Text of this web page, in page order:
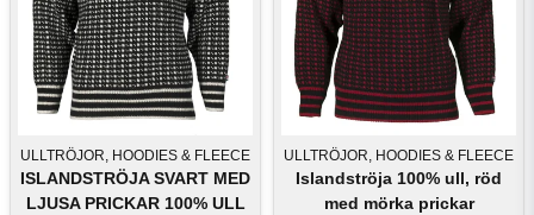
ULLTRÖJOR, HOODIES & FLEECE
ISLANDSTRÖJA SVART MED
LJUSA PRICKAR 100% ULL
ULLTRÖJOR, HOODIES & FLEECE
Islandströja 100% ull, röd
med mörka prickar